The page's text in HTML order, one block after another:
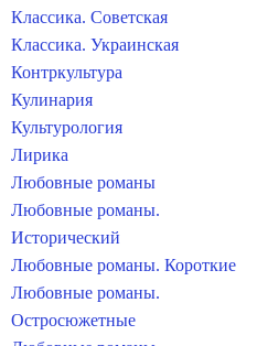
Классика. Советская
Классика. Украинская
Контркультура
Кулинария
Культурология
Лирика
Любовные романы
Любовные романы.
Исторический
Любовные романы. Короткие
Любовные романы.
Остросюжетные